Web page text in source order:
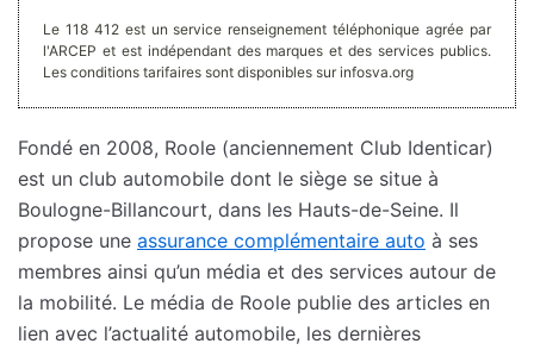
Le 118 412 est un service renseignement téléphonique agrée par
l'ARCEP et est indépendant des marques et des services publics.
Les conditions tarifaires sont disponibles sur infosva.org
Fondé en 2008, Roole (anciennement Club Identicar)
est un club automobile dont le siège se situe à
Boulogne-Billancourt, dans les Hauts-de-Seine. Il
propose une assurance complémentaire auto à ses
membres ainsi qu’un média et des services autour de
la mobilité. Le média de Roole publie des articles en
lien avec l’actualité automobile, les dernières